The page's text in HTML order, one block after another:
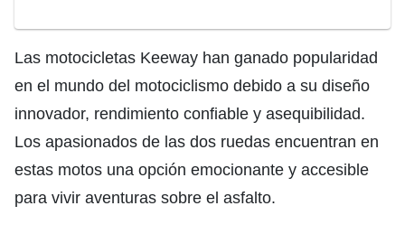
Las motocicletas Keeway han ganado popularidad
en el mundo del motociclismo debido a su diseño
innovador, rendimiento confiable y asequibilidad.
Los apasionados de las dos ruedas encuentran en
estas motos una opción emocionante y accesible
para vivir aventuras sobre el asfalto.